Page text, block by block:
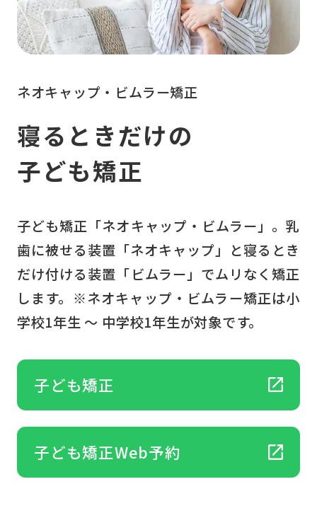
ネオキャップ・ビムラー矯正
寝るときだけの
子ども矯正
子ども矯正「ネオキャップ・ビムラー」。乳
歯に被せる装置「ネオキャップ」と寝るとき
だけ付ける装置「ビムラー」でムリなく矯正
します。※ネオキャップ・ビムラー矯正は小
学校1年生 ～ 中学校1年生が対象です。
子ども矯正
子ども矯正Web予約